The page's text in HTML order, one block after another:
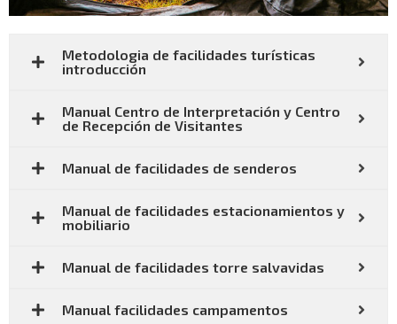
Metodologia de facilidades turísticas
introducción
Manual Centro de Interpretación y Centro
de Recepción de Visitantes
Manual de facilidades de senderos
Manual de facilidades estacionamientos y
mobiliario
Manual de facilidades torre salvavidas
Manual facilidades campamentos